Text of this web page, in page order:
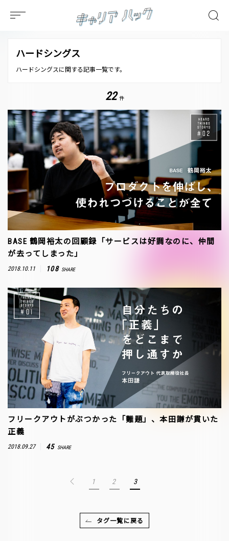
ハードシングス
ハードシングスに関する記事一覧です。
22 件
BASE 鶴岡裕太の回顧録「サービスは好調なのに、仲間
が去ってしまった」
2018.10.11 108 SHARE
フリークアウトがぶつかった「難題」、本田謙が貫いた
正義
2018.09.27 45 SHARE
1 2 3
タグ一覧に戻る